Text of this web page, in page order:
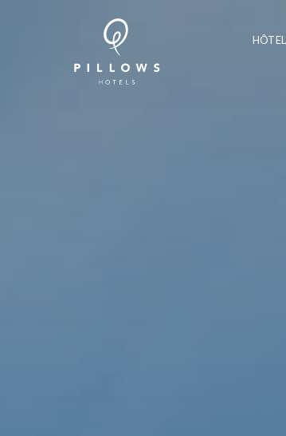
HÔTEL